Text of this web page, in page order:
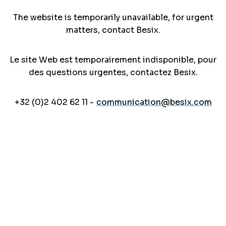
The website is temporarily unavailable, for urgent
matters, contact Besix.
Le site Web est temporairement indisponible, pour
des questions urgentes, contactez Besix.
+32 (0)2 402 62 11 - communication@besix.com